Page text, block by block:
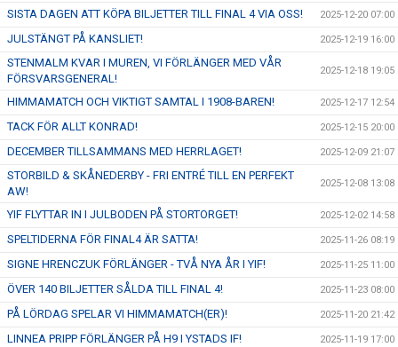
SISTA DAGEN ATT KÖPA BILJETTER TILL FINAL 4 VIA OSS! 2025-12-20 07:00
JULSTÄNGT PÅ KANSLIET! 2025-12-19 16:00
STENMALM KVAR I MUREN, VI FÖRLÄNGER MED VÅR
FÖRSVARSGENERAL!
2025-12-18 19:05
HIMMAMATCH OCH VIKTIGT SAMTAL I 1908-BAREN! 2025-12-17 12:54
TACK FÖR ALLT KONRAD! 2025-12-15 20:00
DECEMBER TILLSAMMANS MED HERRLAGET! 2025-12-09 21:07
STORBILD & SKÅNEDERBY - FRI ENTRÉ TILL EN PERFEKT
AW!
2025-12-08 13:08
YIF FLYTTAR IN I JULBODEN PÅ STORTORGET! 2025-12-02 14:58
SPELTIDERNA FÖR FINAL4 ÄR SATTA! 2025-11-26 08:19
SIGNE HRENCZUK FÖRLÄNGER - TVÅ NYA ÅR I YIF! 2025-11-25 11:00
ÖVER 140 BILJETTER SÅLDA TILL FINAL 4! 2025-11-23 08:00
PÅ LÖRDAG SPELAR VI HIMMAMATCH(ER)! 2025-11-20 21:42
LINNEA PRIPP FÖRLÄNGER PÅ H9 I YSTADS IF! 2025-11-19 17:00